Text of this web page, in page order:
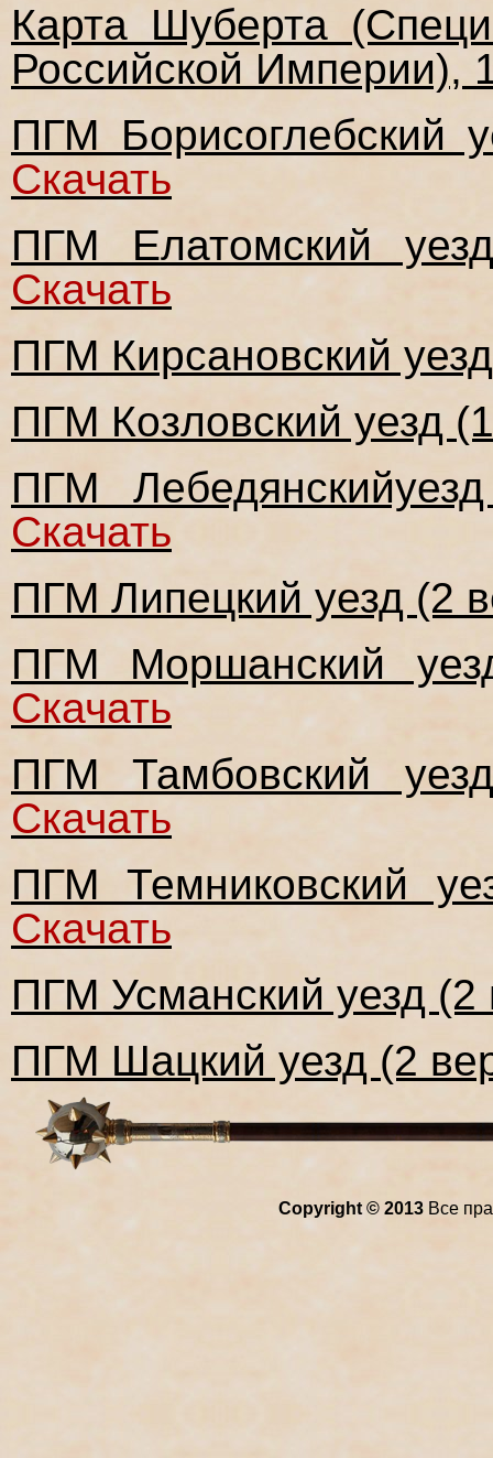
Карта Шуберта
Российской Империи),
ПГМ Борисоглебский
Скачать
ПГМ Елатомский
Скачать
ПГМ Кирсановский
ПГМ Козловский уезд
ПГМ
Скачать
ПГМ Липецкий уезд (2
ПГМ Моршанский
Скачать
ПГМ Тамбовский
Скачать
ПГМ Темниковский
Скачать
ПГМ Усманский уезд (2
ПГМ Шацкий уезд (2
Copyright © 2013 Все